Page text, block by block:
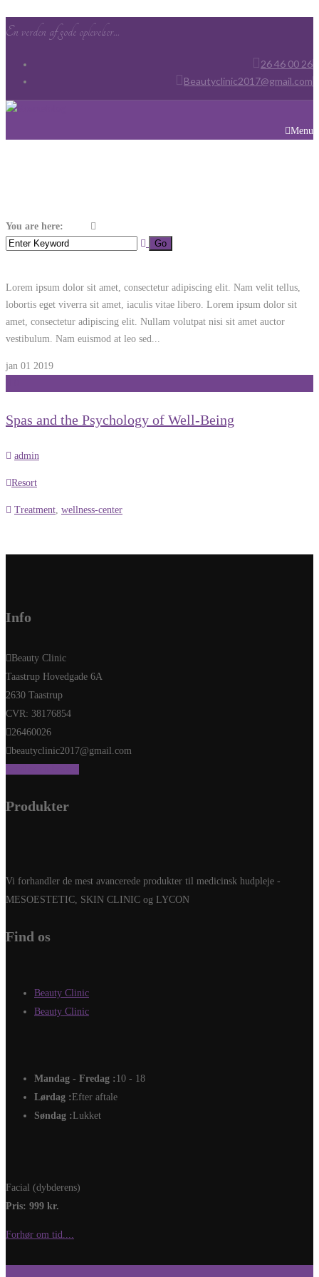
En verden af gode oplevelser...
26 46 00 26
Beautyclinic2017@gmail.com
Menu
You are here:
Lorem ipsum dolor sit amet, consectetur adipiscing elit. Nam velit tellus,
lobortis eget viverra sit amet, iaculis vitae libero. Lorem ipsum dolor sit
amet, consectetur adipiscing elit. Nullam volutpat nisi sit amet auctor
vestibulum. Nam euismod at leo sed...
jan 01 2019
Spas and the Psychology of Well-Being
admin
Resort
Treatment wellness-center
Info
Beauty Clinic
Taastrup Hovedgade 6A
2630 Taastrup
CVR: 38176854
26460026
beautyclinic2017@gmail.com
Produkter
Vi forhandler de mest avancerede produkter til medicinsk hudpleje -
MESOESTETIC, SKIN CLINIC og LYCON
Find os
Beauty Clinic
Beauty Clinic
Mandag - Fredag : 10 - 18
Lørdag : Efter aftale
Søndag : Lukket
Facial (dybderens)
Pris: 999 kr.
Forhør om tid....